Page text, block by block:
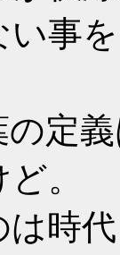
い事
の定
。
は時